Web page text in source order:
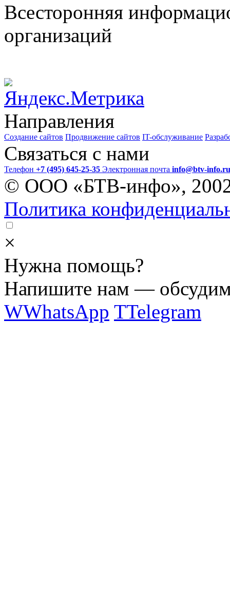
Всесторонняя
организаций
Направления
Создание сайтов Продвижение сайтов IT-обслуживание
Связаться с нами
Телефон +7 (495) 645-25-35 Электронная почта info@btv-info.ru
© ООО «БТВ-инфо»,
Политика
×
Нужна помощь?
Напишите нам —
WWhatsApp TTelegram